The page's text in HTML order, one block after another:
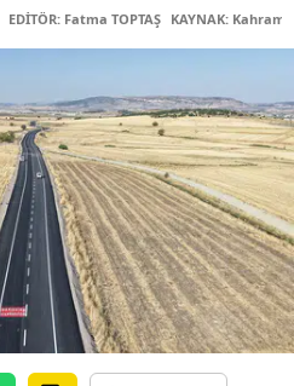
EDİTÖR: Fatma TOPTAŞ KAYNAK: